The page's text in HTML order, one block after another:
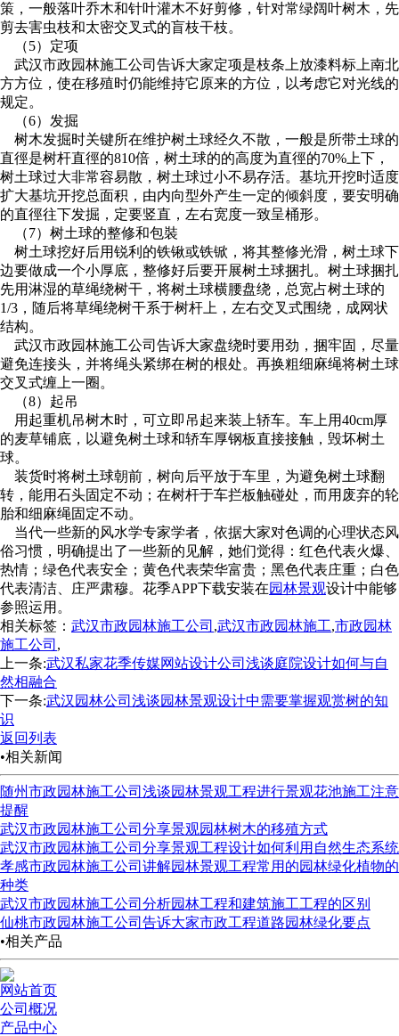
策，一般落叶乔木和针叶灌木不好剪修，针对常绿阔叶树木，先
剪去害虫枝和太密交叉式的盲枝干枝。
（5）定项
武汉市政园林施工公司告诉大家定项是枝条上放漆料标上南北
方方位，使在移殖时仍能维持它原来的方位，以考虑它对光线的
规定。
（6）发掘
树木发掘时关键所在维护树土球经久不散，一般是所带土球的
直徑是树杆直徑的810倍，树土球的的高度为直徑的70%上下，
树土球过大非常容易散，树土球过小不易存活。基坑开挖时适度
扩大基坑开挖总面积，由内向型外产生一定的倾斜度，要安明确
的直徑往下发掘，定要竖直，左右宽度一致呈桶形。
（7）树土球的整修和包裝
树土球挖好后用锐利的铁锹或铁锨，将其整修光滑，树土球下
边要做成一个小厚底，整修好后要开展树土球捆扎。树土球捆扎
先用淋湿的草绳绕树干，将树土球横腰盘绕，总宽占树土球的
1/3，随后将草绳绕树干系于树杆上，左右交叉式围绕，成网状
结构。
武汉市政园林施工公司告诉大家盘绕时要用劲，捆牢固，尽量
避免连接头，并将绳头紧绑在树的根处。再换粗细麻绳将树土球
交叉式缠上一圈。
（8）起吊
用起重机吊树木时，可立即吊起来装上轿车。车上用40cm厚
的麦草铺底，以避免树土球和轿车厚钢板直接接触，毁坏树土
球。
装货时将树土球朝前，树向后平放于车里，为避免树土球翻
转，能用石头固定不动；在树杆于车拦板触碰处，而用废弃的轮
胎和细麻绳固定不动。
当代一些新的风水学专家学者，依据大家对色调的心理状态风
俗习惯，明确提出了一些新的见解，她们觉得：红色代表火爆、
热情；绿色代表安全；黄色代表荣华富贵；黑色代表庄重；白色
代表清洁、庄严肃穆。花季APP下载安装在园林景观设计中能够
参照运用。
相关标签： 武汉市政园林施工公司 ,武汉市政园林施工,市政园林
施工公司 ,
上一条:武汉私家花季传媒网站设计公司浅谈庭院设计如何与自
然相融合
下一条:武汉园林公司浅谈园林景观设计中需要掌握观赏树的知
识
返回列表
•相关新闻
随州市政园林施工公司浅谈园林景观工程进行景观花池施工注意
提醒
武汉市政园林施工公司分享景观园林树木的移殖方式
武汉市政园林施工公司分享景观工程设计如何利用自然生态系统
孝感市政园林施工公司讲解园林景观工程常用的园林绿化植物的
种类
武汉市政园林施工公司分析园林工程和建筑施工工程的区别
仙桃市政园林施工公司告诉大家市政工程道路园林绿化要点
•相关产品
网站首页
公司概况
产品中心